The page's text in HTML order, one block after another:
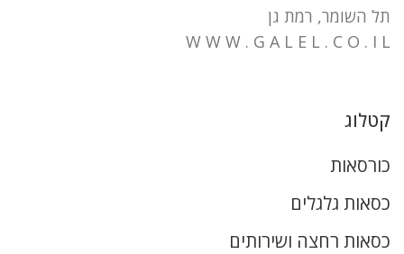
תל השומר, רמת גן
W W W . G A L E L . C O . I L
קטלוג
כורסאות
כסאות גלגלים
כסאות רחצה ושירותים